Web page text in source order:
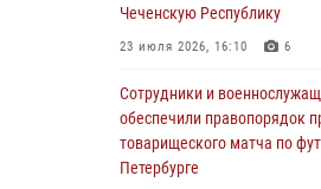
военнослужащих и
Днем физкультурника
«Росгвардия. Вехи
антитеррористическая
правопорядка
Чеченскую Республику
23 июля 2026, 16:10 6
Сотрудники и
обеспечили правопорядок
товарищеского матча по
Петербурге